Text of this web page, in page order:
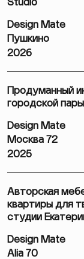
Studio
Design Mate
Пушкино
2026
Продуманный
городской
Design Mate
Москва 72
2025
Авторская
квартиры для
студии
Design Mate
Alia 70